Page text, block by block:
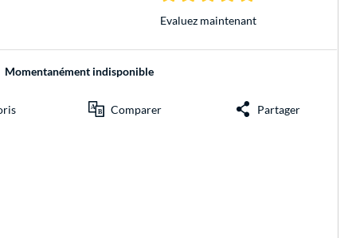
Evaluez maintenant
Momentanément indisponible
Comparer Partager